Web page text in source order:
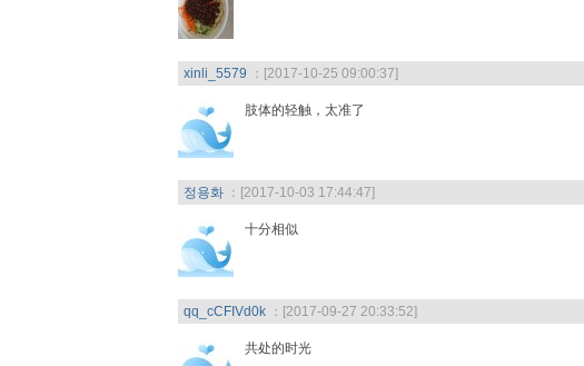
xinli_5579 ：[2017-10-25 09:00:37]
肢体的轻触，太准了
정용화 ：[2017-10-03 17:44:47]
十分相似
qq_cCFIVd0k ：[2017-09-27 20:33:52]
共处的时光